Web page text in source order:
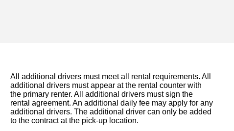
All additional drivers must meet all rental requirements. All
additional drivers must appear at the rental counter with
the primary renter. All additional drivers must sign the
rental agreement. An additional daily fee may apply for any
additional drivers. The additional driver can only be added
to the contract at the pick-up location.